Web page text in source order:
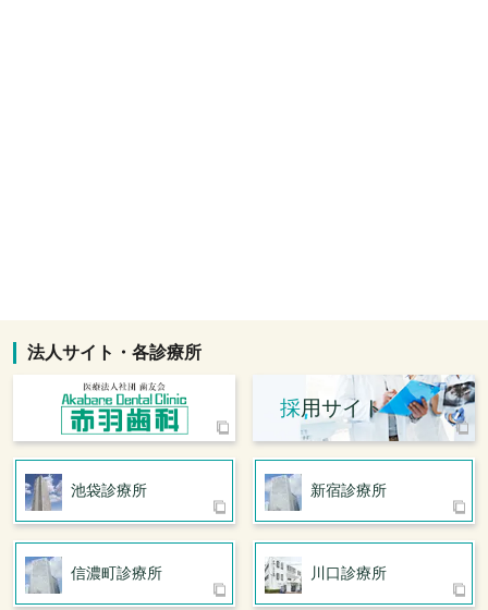
法人サイト・各診療所
採用サイト
池袋診療所 新宿診療所
信濃町診療所 川口診療所